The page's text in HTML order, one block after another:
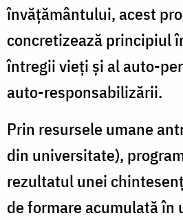
învățământului, acest
concretizează principiul
întregii vieți și al auto-
auto-responsabilizării.
Prin resursele umane
din universitate),
rezultatul unei
de formare acumulată în